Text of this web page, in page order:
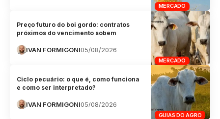
MERCADO
MERCADO
Preço futuro do boi gordo: contratos
próximos do vencimento sobem
IVAN FORMIGONI05/08/2026
GUIAS DO AGRO
Ciclo pecuário: o que é, como funciona
e como ser interpretado?
IVAN FORMIGONI05/08/2026